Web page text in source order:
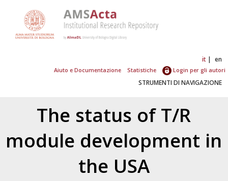
it en
Aiuto e Documentazione Statistiche Login per gli autori
STRUMENTI DI NAVIGAZIONE
The status of T/R
module development in
the USA